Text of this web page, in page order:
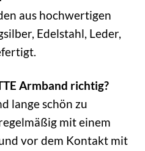
aus hochwertigen
Edelstahl, Leder,
Armband richtig?
lange schön zu
mit einem
vor dem Kontakt mit